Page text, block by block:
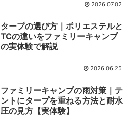
2026.07.02
タープの選び方｜ポリエステルと
TCの違いをファミリーキャンプ
の実体験で解説
2026.06.25
ファミリーキャンプの雨対策｜テ
ントにタープを重ねる方法と耐水
圧の見方【実体験】